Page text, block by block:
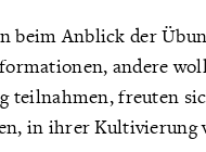
beim Anblick der
andere
teilnahmen, freuten
in ihrer Kultivierung